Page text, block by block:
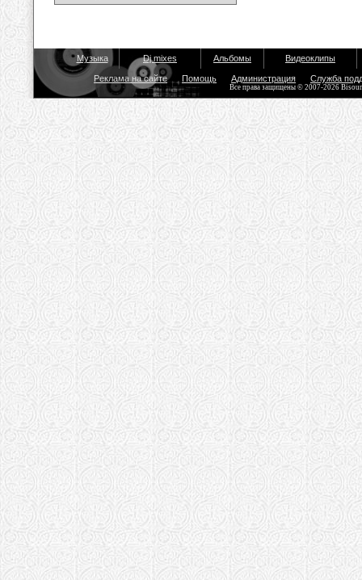
Музыка Dj mixes Альбомы Видеоклипы
Реклама на сайте Помощь Администрация Служба
Все права защищены © 2007-2026